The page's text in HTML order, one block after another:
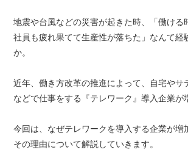
地震や台風などの災害が起きた時、「働ける
社員も疲れ果てて生産性が落ちた」なんて経
か。
近年、働き方改革の推進によって、自宅やサ
などで仕事をする『テレワーク』導入企業が
今回は、なぜテレワークを導入する企業が増
その理由について解説していきます。